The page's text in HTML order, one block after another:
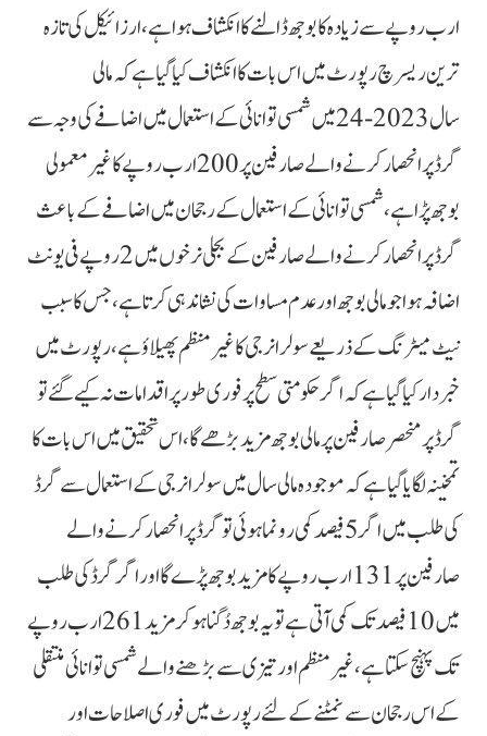
ارب روپے سے زیادہ کا بوجھ ڈالنے کا انکشاف ہوا ہے، ارزائیکل کی تازہ
ترین ریسرچ رپورٹ میں اس بات کا انکشاف کیا گیا ہے کہ مالی
سال 2023-24 میں شمسی توانائی کے استعمال میں اضافے کی وجہ سے
گرڈ پر انحصار کرنے والے صارفین پر 200 ارب روپے کا غیر معمولی
بوجھ پڑا ہے، شمسی توانائی کے استعمال کے رجحان میں اضافے کے باعث
گرڈ پر انحصار کرنے والے صارفین کے بجلی نرخوں میں 2 روپے فی یونٹ
اضافہ ہوا جو مالی بوجھ اور عدم مساوات کی نشاندہی کرتا ہے، جس کا سبب
نیٹ میٹرنگ کے ذریعے سولر انرجی کا غیرمنظم پھیلاؤ ہے، رپورٹ میں
خبردار کیا گیا ہے کہ اگر حکومتی سطح پر فوری طور پر اقدامات نہ کیے گئے تو
گرڈ پر منحصر صارفین پر مالی بوجھ مزید بڑھے گا، اس تحقیق میں اس بات کا
تمخینہ لگایا گیا ہے کہ موجودہ مالی سال میں سولر انرجی کے استعمال سے گرڈ
کی طلب میں اگر 5 فیصد کمی رونما ہوئی تو گرڈ پر انحصار کرنے والے
صارفین پر 131 ارب روپے کا مزید بوجھ پڑے گا اور اگر گرڈ کی طلب
میں 10فیصد تک کمی آتی ہے تو یہ بوجھ دُگنا ہو کر مزید 261 ارب روپے
تک پہنچ سکتا ہے، غیر منظم اور تیزی سے بڑھنے والے شمسی توانائی منتقلی
کے اس رجحان سے نمٹنے کے لئے رپورٹ میں فوری اصلاحات اور